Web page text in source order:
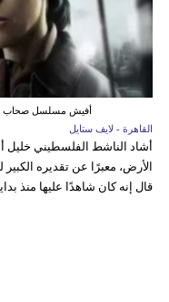
أفيش مسلسل صحاب
القاهرة - لايف ستايل
أشاد الناشط الفلسطيني
الأرض، معبرًا عن تقديره الكبير
قال إنه كان شاهدًا عليها منذ